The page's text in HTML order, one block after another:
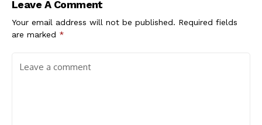
Leave A Comment
Your email address will not be published. Required fields
are marked *